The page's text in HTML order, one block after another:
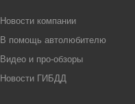
Новости компании
В помощь автолюбителю
Видео и про-обзоры
Новости ГИБДД